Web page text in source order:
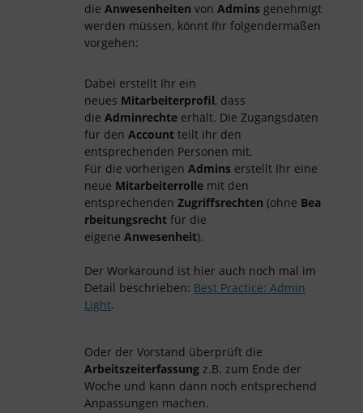
die Anwesenheiten von Admins genehmigt
werden müssen, könnt Ihr folgendermaßen
vorgehen:
Dabei erstellt Ihr ein
neues Mitarbeiterprofil, dass
die Adminrechte erhält. Die Zugangsdaten
für den Account teilt ihr den
entsprechenden Personen mit.
Für die vorherigen Admins erstellt Ihr eine
neue Mitarbeiterrolle mit den
entsprechenden Zugriffsrechten (ohne Bea
rbeitungsrecht für die
eigene Anwesenheit).
Der Workaround ist hier auch noch mal im
Detail beschrieben: Best Practice: Admin
Light.
Oder der Vorstand überprüft die
Arbeitszeiterfassung z.B. zum Ende der
Woche und kann dann noch entsprechend
Anpassungen machen.